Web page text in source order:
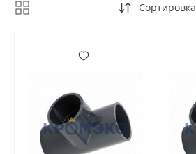
Сортировка